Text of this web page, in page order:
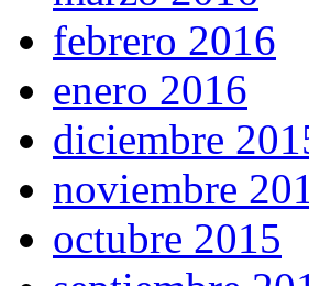
febrero 2016
enero 2016
diciembre
noviembre
octubre 2015